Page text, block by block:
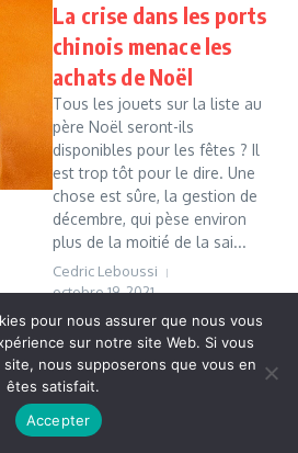
La crise dans les ports
chinois menace les
achats de Noël
Tous les jouets sur la liste au
père Noël seront-ils
disponibles pour les fêtes ? Il
est trop tôt pour le dire. Une
chose est sûre, la gestion de
décembre, qui pèse environ
plus de la moitié de la sai...
Cedric Leboussi
octobre 19, 2021
Read More
| Réalisé par
d'actualités X
pour nous assurer que nous vous
sur notre site Web. Si vous
nous supposerons que vous en
êtes satisfait.
Accepter